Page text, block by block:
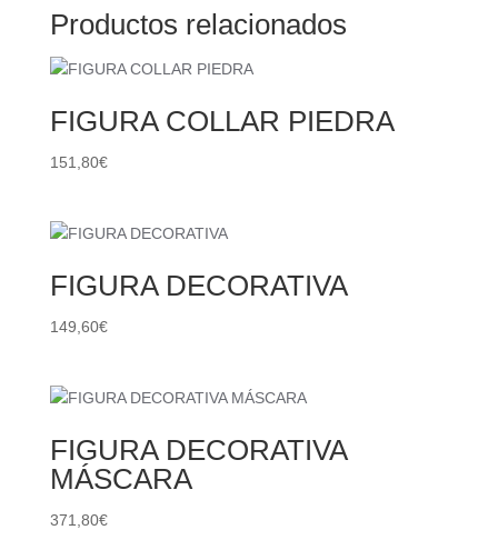
Productos relacionados
FIGURA COLLAR PIEDRA
151,80€
FIGURA DECORATIVA
149,60€
FIGURA DECORATIVA
MÁSCARA
371,80€